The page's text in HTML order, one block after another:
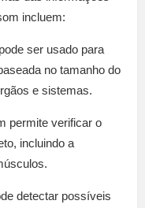
incluem:
ser usado para
no tamanho do
e sistemas.
permite verificar o
incluindo a
detectar possíveis